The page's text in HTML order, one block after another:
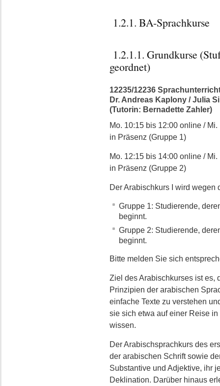
1.2.1. BA-Sprachkurse
1.2.1.1. Grundkurse
geordnet)
12235/12236
Dr. Andreas Kaplony / Julia
(Tutorin: Bernadette Zahler)
Mo. 10:15 bis 12:00 online /
in Präsenz (Gruppe 1)
Mo. 12:15 bis 14:00 online /
in Präsenz (Gruppe 2)
Der Arabischkurs I wird wegen
Gruppe 1: Studierende,
beginnt.
Gruppe 2: Studierende,
beginnt.
Bitte melden Sie sich
Ziel des Arabischkurses ist es,
Prinzipien der arabischen
einfache Texte zu verstehen
sie sich etwa auf einer Reise
wissen.
Der Arabischsprachkurs des
der arabischen Schrift sowie
Substantive und Adjektive, ihr
Deklination. Darüber hinaus